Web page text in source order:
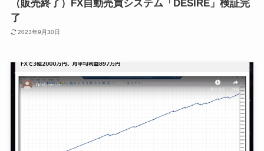
（販売終了）FX自動売買システム「DESIRE」検証完
了
2023年9月30日